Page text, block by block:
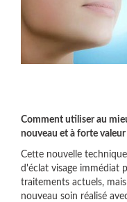
Comment utiliser au
nouveau et à forte
Cette nouvelle
d'éclat visage immédiat
traitements actuels,
nouveau soin réalisé